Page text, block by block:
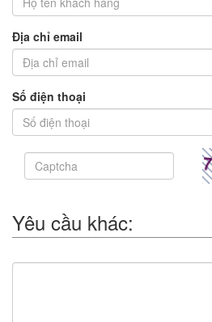
Địa chỉ email
Số điện thoại
Yêu cầu khác: